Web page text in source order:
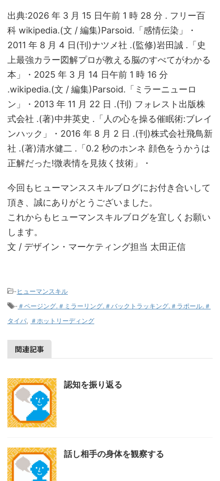
出典:2026 年 3 月 15 日午前 1 時 28 分 . フリー百
科 wikipedia.(文 / 編集)Parsoid.「感情伝染」・
2011 年 8 月 4 日(刊)ナツメ社 .(監修)岩田誠 .「史
上最強カラー図解プロが教える脳のすべてがわかる
本」・2025 年 3 月 14 日午前 1 時 16 分
.wikipedia.(文 / 編集)Parsoid.「ミラーニューロ
ン」・2013 年 11 月 22 日 .(刊) フォレスト出版株
式会社 .(著)中井英史 .「人の心を操る催眠術:ブレイ
ンハック」・2016 年 8 月 2 日 .(刊)株式会社飛鳥新
社 .(著)清水健二 .「0.2 秒のホンネ 顔色をうかうは
正解だった!微表情を見抜く技術」・
今回もヒューマンススキルブログにお付き合いして
頂き、誠にありがとうございました。
これからもヒューマンスキルブログを宜しくお願い
します。
文 / デザイン・マーケティング担当 太田正信
-ヒューマンスキル
- ＃ページング.＃ミラーリング.＃バックトラッキング.＃ラポール.＃
タイパ
＃ホットリーディング
関連記事
認知を振り返る
話し相手の身体を観察する